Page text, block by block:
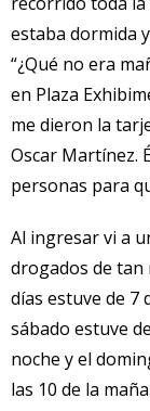
estaba dormida y
“¿Qué no era
en Plaza
me dieron la
Oscar Martínez.
personas para
Al ingresar vi a
drogados de tan
días estuve de 7
sábado estuve
noche y el
las 10 de la